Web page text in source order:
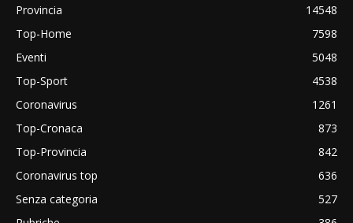
Provincia
14548
Top-Home
7598
Eventi
5048
Top-Sport
4538
Coronavirus
1261
Top-Cronaca
873
Top-Provincia
842
Coronavirus top
636
Senza categoria
527